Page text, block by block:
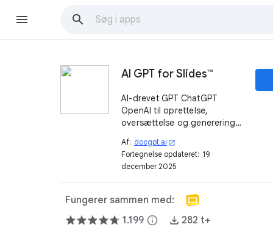
AI GPT for Slides™
AI-drevet GPT ChatGPT
OpenAI til oprettelse,
oversættelse og generering
Slides™ Workspace™ med
billeder og farveskabeloner -
alt med blot ét klik.
Af: docgpt.ai open_in_new
Fortegnelse opdateret: 19.
december 2025
Fungerer sammen med:
1.199 info 282 t+